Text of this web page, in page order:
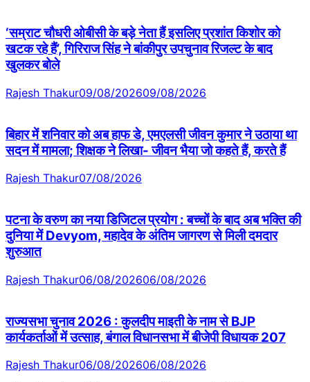
‘सम्राट चौधरी ओबीसी के बड़े नेता हैं इसलिए प्रशांत किशोर को
खटक रहे हैं’, गिरिराज सिंह ने बांकीपुर उपचुनाव रिजल्ट के बाद
खुलकर बोले
Rajesh Thakur09/08/202609/08/2026
बिहार में शनिवार को अब हाफ डे, एमएलसी जीवन कुमार ने उठाया था
सदन में मामला; शिक्षक ने लिखा- जीवन भैया जो कहते हैं, करते हैं
Rajesh Thakur07/08/2026
पटना के वरुण का नया डिजिटल प्रयोग : बच्चों के बाद अब भक्ति की
दुनिया में Devyom, महादेव के अंतिम जागरण से मिली दमदार
शुरुआत
Rajesh Thakur06/08/202606/08/2026
राज्यसभा चुनाव 2026 : कुलदीप माइती के नाम से BJP
कार्यकर्ताओं में उत्साह, बंगाल विधानसभा में बीजेपी विधायक 207
Rajesh Thakur06/08/202606/08/2026